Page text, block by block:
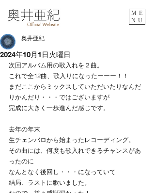
ME
NU
2024年10月1日火曜日
奥井亜紀
次回アルバム用の歌入れを２曲。
これで全12曲、歌入りになったーーー！！
まだここからミックスしていただいたりなんだ
りかんだり・・・ではございますが
完成に大きく一歩進んだ感じです。
去年の年末
生チェンバロから始まったレコーディング。
その曲には、何度も歌入れできるチャンスがあ
ったのに
なんとなく後回し・・・になっていて
結局、ラストに歌いました。